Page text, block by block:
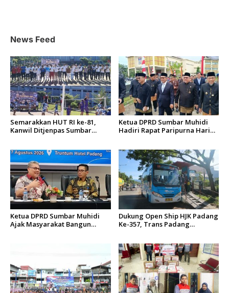
p
s
News Feed
Semarakkan HUT RI ke-81,
Kanwil Ditjenpas Sumbar
Ketua DPRD Sumbar Muhidi
Hadiri Rapat Paripurna Hari
Ketua DPRD Sumbar Muhidi
Ajak Masyarakat Bangun
Dukung Open Ship HJK Padang
Ke-357, Trans Padang